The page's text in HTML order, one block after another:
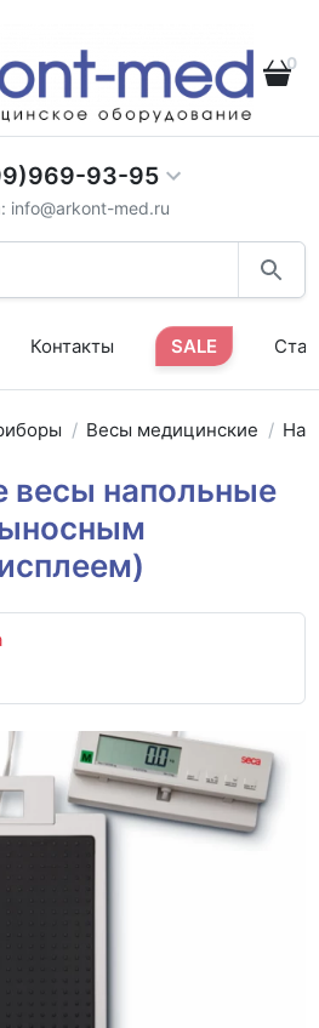
0
93-95
info@arkont-med.ru
Контакты SALE
Весы медицинские
весы напольные